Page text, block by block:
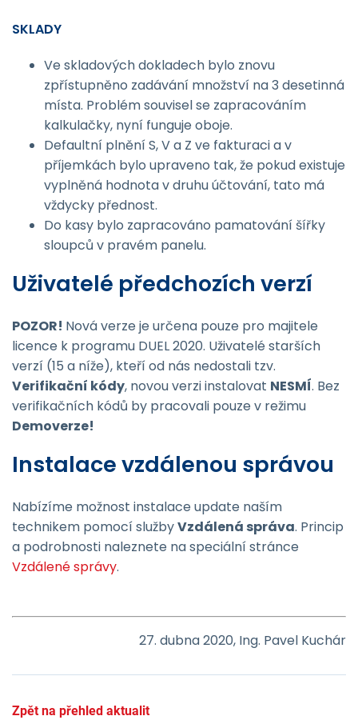
SKLADY
Ve skladových dokladech bylo znovu
zpřístupněno zadávání množství na 3 desetinná
místa. Problém souvisel se zapracováním
kalkulačky, nyní funguje oboje.
Defaultní plnění S, V a Z ve fakturaci a v
příjemkách bylo upraveno tak, že pokud existuje
vyplněná hodnota v druhu účtování, tato má
vždycky přednost.
Do kasy bylo zapracováno pamatování šířky
sloupců v pravém panelu.
Uživatelé předchozích verzí
POZOR! Nová verze je určena pouze pro majitele
licence k programu DUEL 2020. Uživatelé starších
verzí (15 a níže), kteří od nás nedostali tzv.
Verifikační kódy, novou verzi instalovat NESMÍ. Bez
verifikačních kódů by pracovali pouze v režimu
Demoverze!
Instalace vzdálenou správou
Nabízíme možnost instalace update naším
technikem pomocí službyVzdálená správa. Princip
a podrobnosti naleznete na speciální stránce
Vzdálené správy.
27. dubna 2020, Ing. Pavel Kuchár
Zpět na přehled aktualit